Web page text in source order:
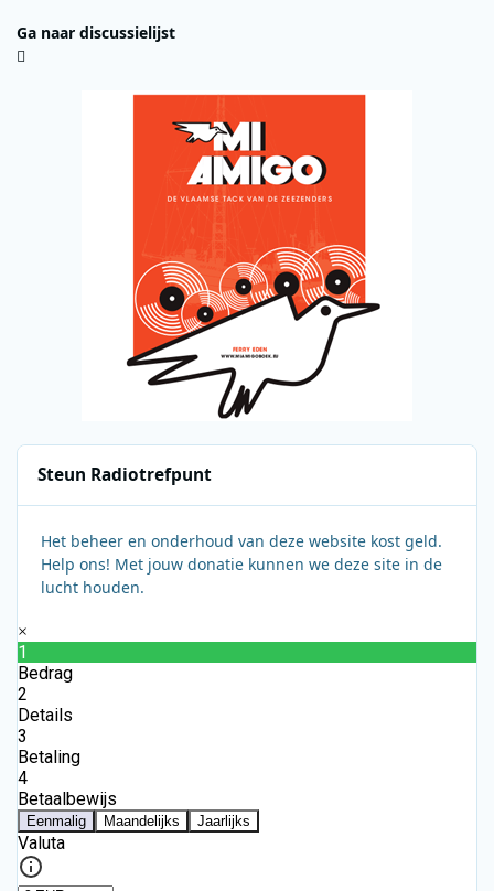
Ga naar discussielijst
Steun Radiotrefpunt
Het beheer en onderhoud van deze website kost geld.
Help ons! Met jouw donatie kunnen we deze site in de
lucht houden.